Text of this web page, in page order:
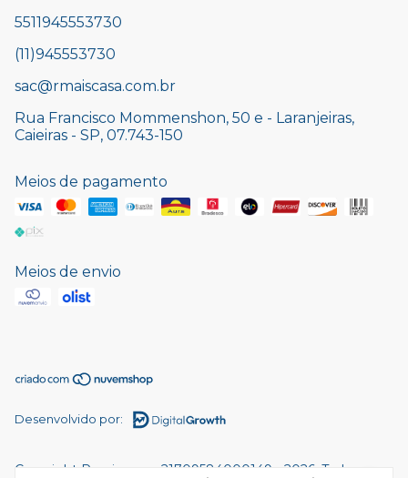
5511945553730
(11)945553730
sac@rmaiscasa.com.br
Rua Francisco Mommenshon, 50 e - Laranjeiras,
Caieiras - SP, 07.743-150
Meios de pagamento
Meios de envio
Desenvolvido por:
Copyright Rmaiscasa - 21709584000149 - 2026. Todos os